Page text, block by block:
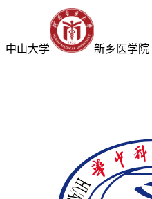
中山大学 新乡医学院